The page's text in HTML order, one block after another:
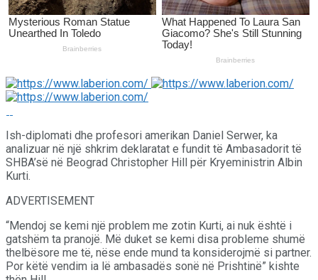
Ish-diplomati dhe profesori amerikan Daniel Serwer, ka
analizuar në një shkrim deklaratat e fundit të Ambasadorit të
SHBA’së në Beograd Christopher Hill për Kryeministrin Albin
Kurti.
ADVERTISEMENT
“Mendoj se kemi një problem me zotin Kurti, ai nuk është i
gatshëm ta pranojë. Më duket se kemi disa probleme shumë
thelbësore me të, nëse ende mund ta konsiderojmë si partner.
Por këtë vendim ia lë ambasadës sonë në Prishtinë” kishte